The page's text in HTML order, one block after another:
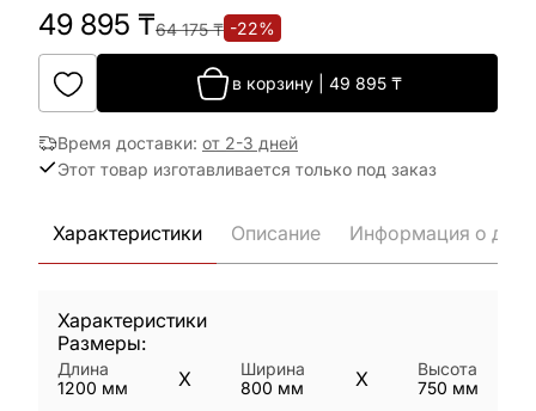
49 895 ₸64 175₸ -22%
в корзину| 49 895₸
Время доставки: от 2-3 дней
Этот товар изготавливается только под заказ
Характеристики Описание Информация о
Характеристики
Размеры:
Длина
1200 мм X
Ширина
800 мм X
Высота
750 мм